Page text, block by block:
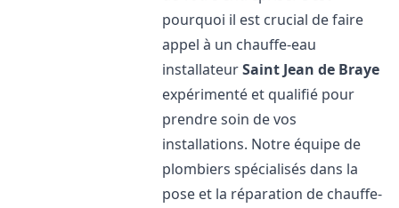
pourquoi il est crucial de faire
appel à un chauffe-eau
installateurSaint Jean de Braye
expérimenté et qualifié pour
prendre soin de vos
installations. Notre équipe de
plombiers spécialisés dans la
pose et la réparation de chauffe-